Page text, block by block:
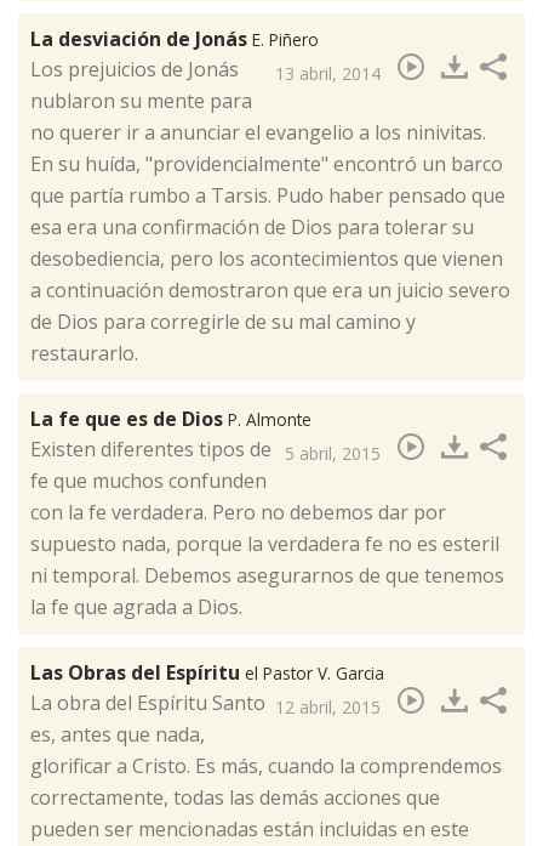
La desviación de Jonás E. Piñero
13 abril, 2014
Los prejuicios de Jonás
nublaron su mente para
no querer ir a anunciar el evangelio a los ninivitas.
En su huída, "providencialmente" encontró un barco
que partía rumbo a Tarsis. Pudo haber pensado que
esa era una confirmación de Dios para tolerar su
desobediencia, pero los acontecimientos que vienen
a continuación demostraron que era un juicio severo
de Dios para corregirle de su mal camino y
restaurarlo.
La fe que es de Dios P. Almonte
5 abril, 2015
​Existen diferentes tipos de
fe que muchos confunden
con la fe verdadera. Pero no debemos dar por
supuesto nada, porque la verdadera fe no es esteril
ni temporal. Debemos asegurarnos de que tenemos
la fe que agrada a Dios.
Las Obras del Espíritu el Pastor V. Garcia
12 abril, 2015
​La obra del Espíritu Santo
es, antes que nada,
glorificar a Cristo. Es más, cuando la comprendemos
correctamente, todas las demás acciones que
pueden ser mencionadas están incluidas en este